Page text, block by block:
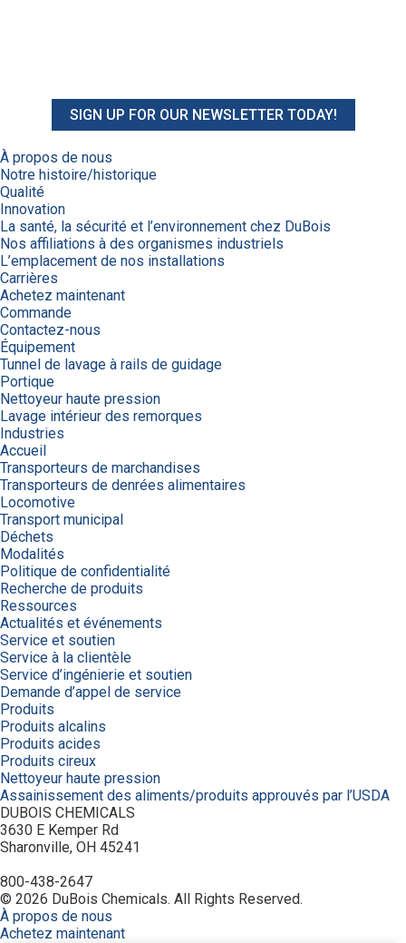
SIGN UP FOR OUR NEWSLETTER TODAY!
À propos de nous
Notre histoire/historique
Qualité
Innovation
La santé, la sécurité et l’environnement chez DuBois
Nos affiliations à des organismes industriels
L’emplacement de nos installations
Carrières
Achetez maintenant
Commande
Contactez-nous
Équipement
Tunnel de lavage à rails de guidage
Portique
Nettoyeur haute pression
Lavage intérieur des remorques
Industries
Accueil
Transporteurs de marchandises
Transporteurs de denrées alimentaires
Locomotive
Transport municipal
Déchets
Modalités
Politique de confidentialité
Recherche de produits
Ressources
Actualités et événements
Service et soutien
Service à la clientèle
Service d’ingénierie et soutien
Demande d’appel de service
Produits
Produits alcalins
Produits acides
Produits cireux
Nettoyeur haute pression
Assainissement des aliments/produits approuvés par l’USDA
DUBOIS CHEMICALS
3630 E Kemper Rd
Sharonville, OH 45241
800-438-2647
© 2026 DuBois Chemicals. All Rights Reserved.
À propos de nous
Achetez maintenant